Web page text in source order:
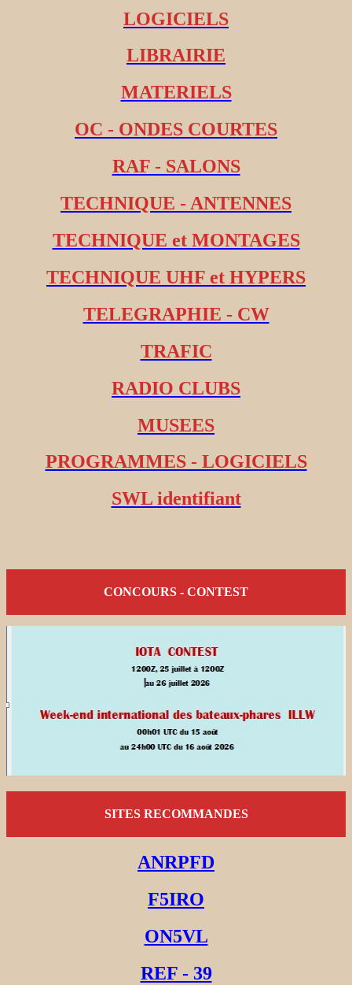
LOGICIELS
LIBRAIRIE
MATERIELS
OC - ONDES COURTES
RAF - SALONS
TECHNIQUE - ANTENNES
TECHNIQUE et MONTAGES
TECHNIQUE UHF et HYPERS
TELEGRAPHIE - CW
TRAFIC
RADIO CLUBS
MUSEES
PROGRAMMES - LOGICIELS
SWL identifiant
CONCOURS - CONTEST
SITES RECOMMANDES
ANRPFD
F5IRO
ON5VL
REF - 39